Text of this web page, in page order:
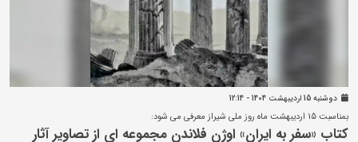
دوشنبه 15 ارديبهشت 1404 - 12:14
بمناسبت 15 اردیبهشت ماه روز ملی شیراز معرفی می شود:
کتاب «سفر به ایران» اوژن فلاندن مجموعه ای از تصاویر آثار